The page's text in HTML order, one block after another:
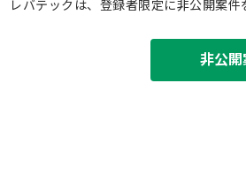
レバテックは、登録者限定に非公開案
非公